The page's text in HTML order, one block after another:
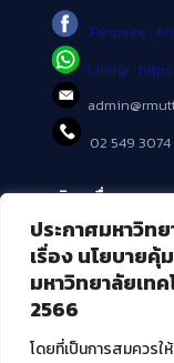
ประกาศมหาวิท
เรื่อง นโยบาย
มหาวิทยาลัยเท
2566
โดยที่เป็นการสมควร
Fanpage :
Line@ :
02 549 3074
บริการอื่นๆ ของ ส
ศูนย์สื่อดิจิทัล
ศูนย์นวัตกรรมแล
ศูนย์พัฒนาและบ
สมัยใหม่ (MoSeC)